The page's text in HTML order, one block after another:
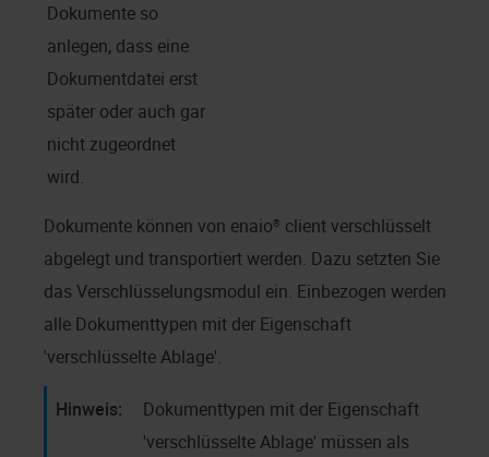
Dokumente so
anlegen, dass eine
Dokumentdatei erst
später oder auch gar
nicht zugeordnet
wird.
Dokumente können von enaio® clientverschlüsselt
abgelegt und transportiert werden. Dazu setzten Sie
das Verschlüsselungsmodul ein. Einbezogen werden
alle Dokumenttypen mit der Eigenschaft
'verschlüsselte Ablage'.
Dokumenttypen mit der Eigenschaft
'verschlüsselte Ablage' müssen als